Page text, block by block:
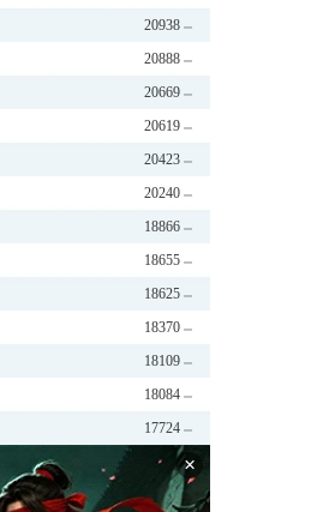
20938
20888
20669
20619
20423
20240
18866
18655
18625
18370
18109
18084
17724
×